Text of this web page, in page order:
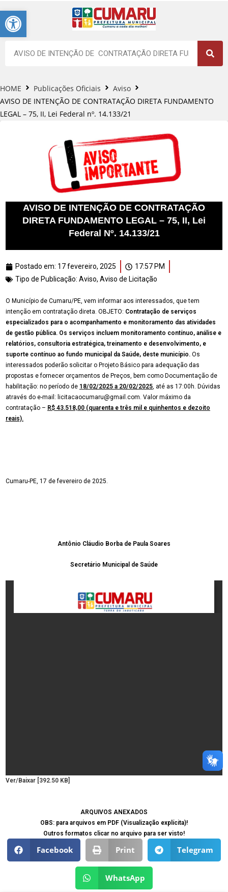
Barra de Ferramentas Aberta
HOME Publicações Oficiais
Aviso
AVISO DE INTENÇÃO DE CONTRATAÇÃO DIRETA FUNDAMENTO
LEGAL – 75, II, Lei Federal nº. 14.133/21
AVISO DE INTENÇÃO DE CONTRATAÇÃO
DIRETA FUNDAMENTO LEGAL – 75, II, Lei
Federal Nº. 14.133/21
Postado em: 17 fevereiro, 2025
17:57 PM
Tipo de Publicação: Aviso, Aviso de Licitação
O Município de Cumaru/PE, vem informar aos interessados, que tem
intenção em contratação direta. OBJETO: Contratação de serviços
especializados para o acompanhamento e monitoramento das atividades
de gestão pública. Os serviços incluem monitoramento contínuo, análise e
relatórios, consultoria estratégica, treinamento e desenvolvimento, e
suporte contínuo ao fundo municipal da Saúde, deste município. Os
interessados poderão solicitar o Projeto Básico para adequação das
propostas e fornecer orçamentos de Preços, bem como Documentação de
habilitação: no período de 18/02/2025 a 20/02/2025, até as 17:00h. Dúvidas
através do e-mail: licitacaocumaru@gmail.com. Valor máximo da
contratação – R$ 43.518,00 (quarenta e três mil e quinhentos e dezoito
reais).
Cumaru-PE, 17 de fevereiro de 2025.
Antônio Cláudio Borba de Paula Soares
Secretário Municipal de Saúde
Ver/Baixar [392.50 KB]
ARQUIVOS ANEXADOS
OBS: para arquivos em PDF (Visualização explícita)!
Outros formatos clicar no arquivo para ser visto!
Facebook Print Telegram
WhatsApp